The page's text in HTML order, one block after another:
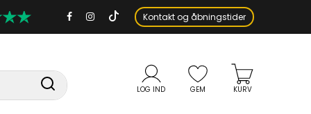
Kontakt og åbningstider
LOG IND GEM KURV